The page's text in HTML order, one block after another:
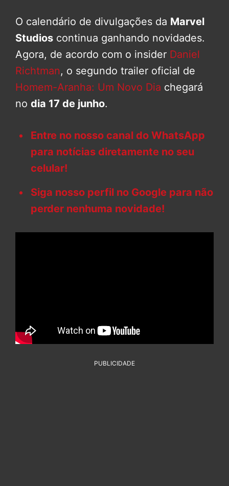
O calendário de divulgações da Marvel
Studios continua ganhando novidades.
Agora, de acordo com o insider Daniel
Richtman, o segundo trailer oficial de
Homem-Aranha: Um Novo Dia chegará
no dia 17 de junho.
Entre no nosso canal do WhatsApp
para notícias diretamente no seu
celular!
Siga nosso perfil no Google para não
perder nenhuma novidade!
PUBLICIDADE